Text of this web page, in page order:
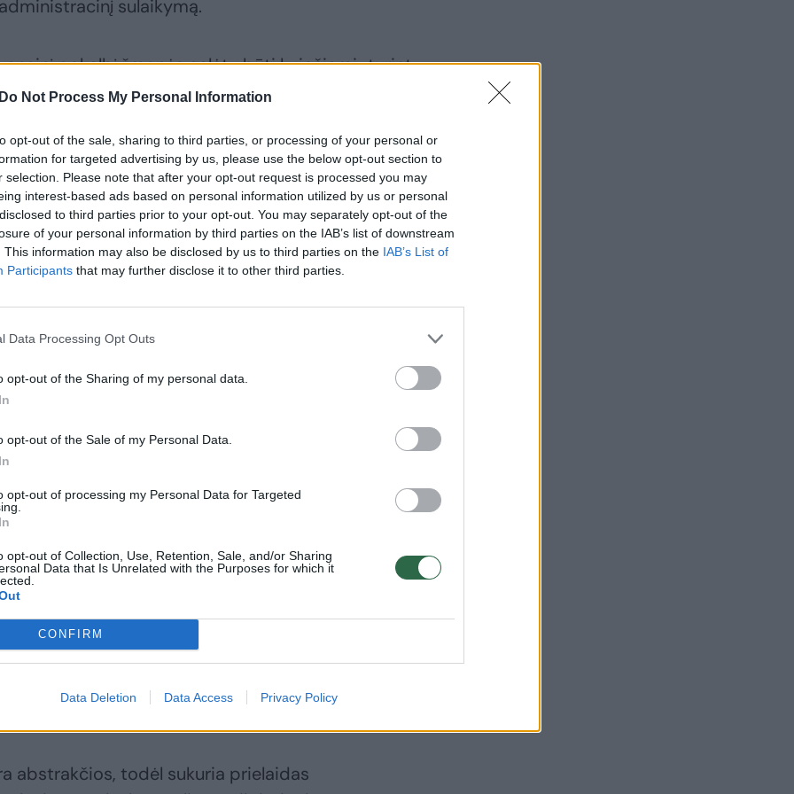
Do Not Process My Personal Information
opt-out of the sale, sharing to third parties, or processing of your personal or
for targeted advertising by us, please use the below opt-out section to
selection. Please note that after your opt-out request is processed you may
interest-based ads based on personal information utilized by us or personal
to third parties prior to your opt-out. You may separately opt-out of the
of your personal information by third parties on the IAB’s list of downstream
This information may also be disclosed by us to third parties on the IAB’s List of
Participants that may further disclose it to other third parties.
Data Processing Opt Outs
opt-out of the Sharing of my personal data.
opt-out of the Sale of my Personal Data.
opt-out of processing my Personal Data for Targeted
opt-out of Collection, Use, Retention, Sale, and/or Sharing
Data that Is Unrelated with the Purposes for which it
CONFIRM
Data Deletion Data Access Privacy Policy
sulaikymą.
pokalbį žmonės galėtų būti kviečiami „turint
arba gali būti siejamas su veikla, galinčia
saugumui ar valstybės interesams“.
atsakomybė.
abstrakčios, todėl sukuria prielaidas